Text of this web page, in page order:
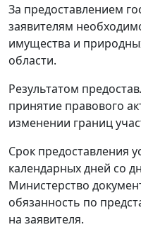
За предоставлением
заявителям
имущества и
области.
Результатом
принятие правового
изменении границ
Срок предоставления
календарных дней со
Министерство
обязанность по
на заявителя.